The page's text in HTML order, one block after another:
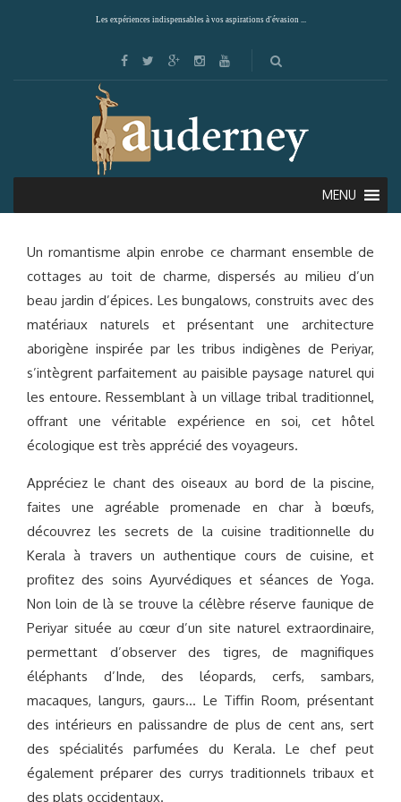
Les expériences indispensables à vos aspirations d'évasion ...
MENU
SPICE VILLAGE (THEKKADI)
Un romantisme alpin enrobe ce charmant ensemble de
cottages au toit de charme, dispersés au milieu d’un
beau jardin d’épices. Les bungalows, construits avec des
matériaux naturels et présentant une architecture
aborigène inspirée par les tribus indigènes de Periyar,
s’intègrent parfaitement au paisible paysage naturel qui
les entoure. Ressemblant à un village tribal traditionnel,
offrant une véritable expérience en soi, cet hôtel
écologique est très apprécié des voyageurs.
Appréciez le chant des oiseaux au bord de la piscine,
faites une agréable promenade en char à bœufs,
découvrez les secrets de la cuisine traditionnelle du
Kerala à travers un authentique cours de cuisine, et
profitez des soins Ayurvédiques et séances de Yoga.
Non loin de là se trouve la célèbre réserve faunique de
Periyar située au cœur d’un site naturel extraordinaire,
permettant d’observer des tigres, de magnifiques
éléphants d’Inde, des léopards, cerfs, sambars,
macaques, langurs, gaurs… Le Tiffin Room, présentant
des intérieurs en palissandre de plus de cent ans, sert
des spécialités parfumées du Kerala. Le chef peut
également préparer des currys traditionnels tribaux et
des plats occidentaux.